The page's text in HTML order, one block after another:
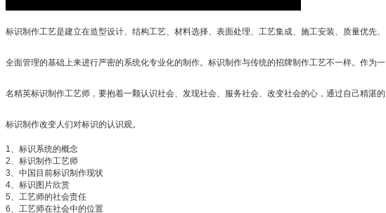
标识制作工艺是建立在造型设计、结构工艺、材料选择、表面处理、工艺集成、施工安装、质量优先、
全面管理的基础上来进行严密的系统化专业化的制作。标识制作与传统的招牌制作工艺不一样。作为一
名精英标识制作工艺师，要抱着一颗认识社会、发现社会、服务社会、改变社会的心，通过自己精湛的
标识制作改变人们对标识的认识观。
1、标识系统的概念
2、标识制作工艺师
3、中国目前标识制作现状
4、标识图片欣赏
5、工艺师的社会责任
6、工艺师在社会中的位置